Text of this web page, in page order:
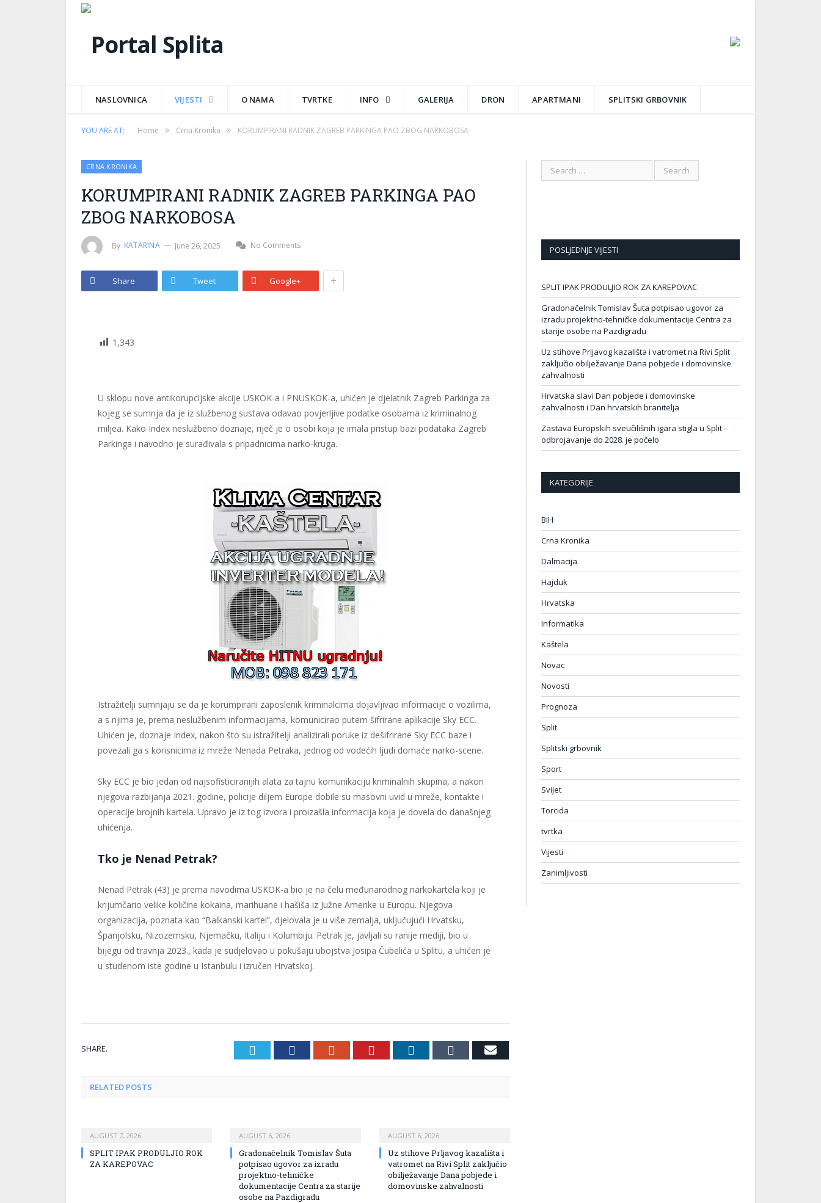
NASLOVNICA VIJESTI O NAMA TVRTKE INFO GALERIJA DRON APARTMANI SPLITSKI GRBOVNIK
YOU ARE AT: Home » Crna Kronika » KORUMPIRANI RADNIK ZAGREB PARKINGA PAO ZBOG NARKOBOSA
CRNA KRONIKA
KORUMPIRANI RADNIK ZAGREB PARKINGA PAO
ZBOG NARKOBOSA
By KATARINA June 26, 2025 No Comments
Share Tweet Google+ +
1,343
U sklopu nove antikorupcijske akcije USKOK-a i PNUSKOK-a, uhićen je djelatnik Zagreb Parkinga za
kojeg se sumnja da je iz službenog sustava odavao povjerljive podatke osobama iz kriminalnog
miljea. Kako Index neslužbeno doznaje, riječ je o osobi koja je imala pristup bazi podataka Zagreb
Parkinga i navodno je surađivala s pripadnicima narko-kruga.
Istražitelji sumnjaju se da je korumpirani zaposlenik kriminalcima dojavljivao informacije o vozilima,
a s njima je, prema neslužbenim informacijama, komunicirao putem šifrirane aplikacije Sky ECC.
Uhićen je, doznaje Index, nakon što su istražitelji analizirali poruke iz dešifrirane Sky ECC baze i
povezali ga s korisnicima iz mreže Nenada Petraka, jednog od vodećih ljudi domaće narko-scene.
Sky ECC je bio jedan od najsofisticiranijih alata za tajnu komunikaciju kriminalnih skupina, a nakon
njegova razbijanja 2021. godine, policije diljem Europe dobile su masovni uvid u mreže, kontakte i
operacije brojnih kartela. Upravo je iz tog izvora i proizašla informacija koja je dovela do današnjeg
uhićenja.
Tko je Nenad Petrak?
Nenad Petrak (43) je prema navodima USKOK-a bio je na čelu međunarodnog narkokartela koji je
krijumčario velike količine kokaina, marihuane i hašiša iz Južne Amerike u Europu. Njegova
organizacija, poznata kao “Balkanski kartel”, djelovala je u više zemalja, uključujući Hrvatsku,
Španjolsku, Nizozemsku, Njemačku, Italiju i Kolumbiju. Petrak je, javljali su ranije mediji, bio u
bijegu od travnja 2023., kada je sudjelovao u pokušaju ubojstva Josipa Čubelića u Splitu, a uhićen je
u studenom iste godine u Istanbulu i izručen Hrvatskoj.
SHARE. TwitterFacebookGoogle+PinterestLinkedInTumblrEmail
RELATED POSTS
AUGUST 7, 2026
SPLIT IPAK PRODULJIO ROK
ZA KAREPOVAC
AUGUST 6, 2026
Gradonačelnik Tomislav Šuta
potpisao ugovor za izradu
projektno-tehničke
dokumentacije Centra za starije
osobe na Pazdigradu
AUGUST 6, 2026
Uz stihove Prljavog kazališta i
vatromet na Rivi Split zaključio
obilježavanje Dana pobjede i
domovinske zahvalnosti
POSLJEDNJE VIJESTI
SPLIT IPAK PRODULJIO ROK ZA KAREPOVAC
Gradonačelnik Tomislav Šuta potpisao ugovor za
izradu projektno-tehničke dokumentacije Centra za
starije osobe na Pazdigradu
Uz stihove Prljavog kazališta i vatromet na Rivi Split
zaključio obilježavanje Dana pobjede i domovinske
zahvalnosti
Hrvatska slavi Dan pobjede i domovinske
zahvalnosti i Dan hrvatskih branitelja
Zastava Europskih sveučilišnih igara stigla u Split –
odbrojavanje do 2028. je počelo
KATEGORIJE
BIH
Crna Kronika
Dalmacija
Hajduk
Hrvatska
Informatika
Kaštela
Novac
Novosti
Prognoza
Split
Splitski grbovnik
Sport
Svijet
Torcida
tvrtka
Vijesti
Zanimljivosti